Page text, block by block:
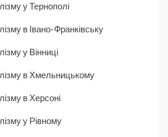
у Тернополі
в Івано-Франківську
у Вінниці
в Хмельницькому
в Херсоні
у Рівному